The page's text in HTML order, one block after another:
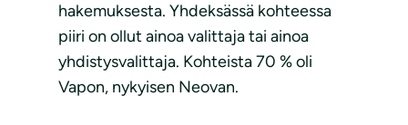
hakemuksesta. Yhdeksässä kohteessa
piiri on ollut ainoa valittaja tai ainoa
yhdistysvalittaja. Kohteista 70 % oli
Vapon, nykyisen Neovan.